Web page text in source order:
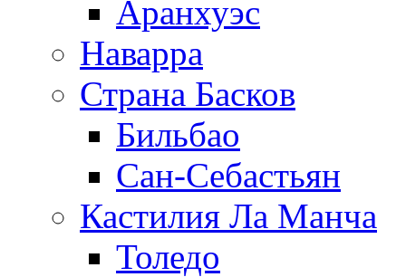
Аранхуэс
Наварра
Страна Басков
Бильбао
Сан-Себастьян
Кастилия Ла Манча
Толедо